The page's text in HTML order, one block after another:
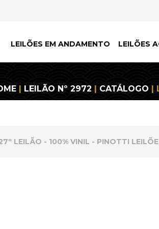
LEILÕES EM ANDAMENTO LEILÕES
| LEILÃO Nº 2972 | CATÁLOGO |
LEILÃO - 100% VINIL - PINOTTI